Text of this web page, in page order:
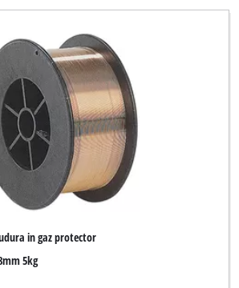
in gaz protector
5kg